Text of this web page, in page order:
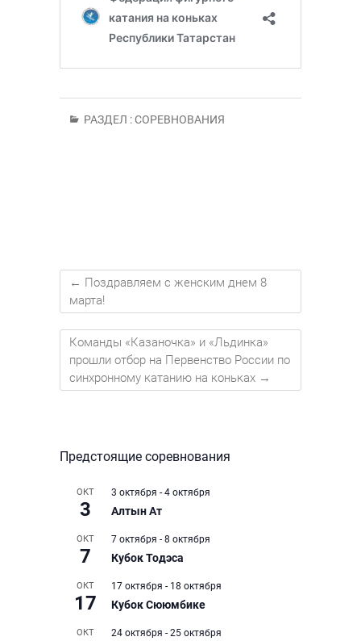
РАЗДЕЛ :СОРЕВНОВАНИЯ
← Поздравляем с женским днем 8
марта!
Команды «Казаночка» и «Льдинка»
прошли отбор на Первенство России по
синхронному катанию на коньках →
Предстоящие соревнования
ОКТ
3
3 октября - 4 октября
Алтын Ат
ОКТ
7
7 октября - 8 октября
Кубок Тодэса
ОКТ
17
17 октября - 18 октября
Кубок Сююмбике
ОКТ 24 октября - 25 октября